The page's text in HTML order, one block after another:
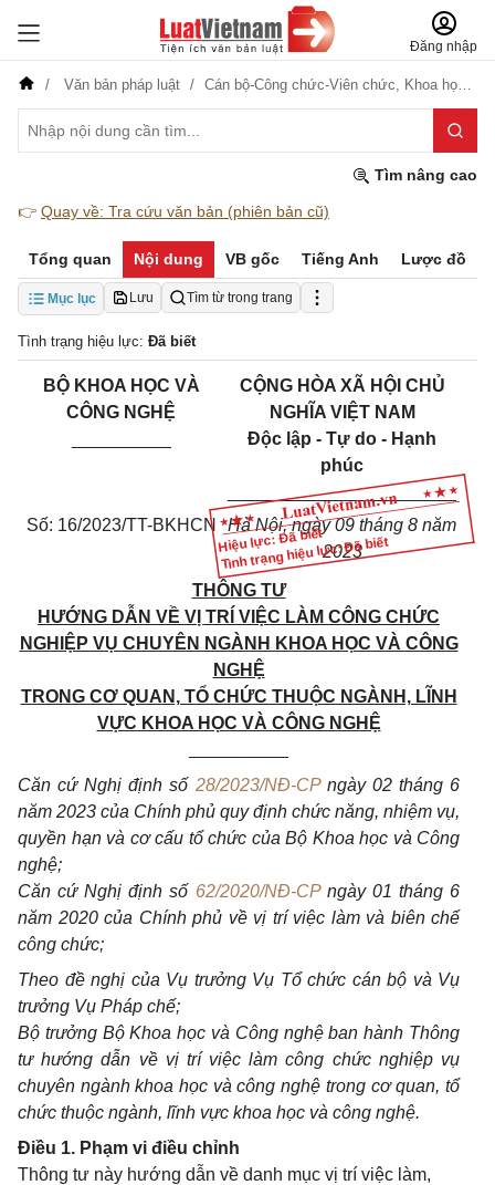
Đăng nhập
Văn bản pháp luật Cán bộ-Công chức-Viên chức, Khoa học-Công nghệ
Tìm nâng cao
👉 Quay về: Tra cứu văn bản (phiên bản cũ)
Tổng quan Nội dung VB gốc Tiếng Anh Lược đồ
Mục lục Lưu Tìm từ trong trang
Tình trạng hiệu lực: Đã biết
Hiệu lực: Đã biết
Tình trạng hiệu lực: Đã biết
BỘ KHOA HỌC VÀ
CÔNG NGHỆ
CỘNG HÒA XÃ HỘI CHỦ
NGHĨA VIỆT NAM
Độc lập - Tự do - Hạnh
phúc
_______________________
Số: 16/2023/TT-BKHCN
Hà Nội, ngày 09 tháng 8 năm
2023
THÔNG TƯ
HƯỚNG DẪN VỀ VỊ TRÍ VIỆC LÀM CÔNG CHỨC
NGHIỆP VỤ CHUYÊN NGÀNH KHOA HỌC VÀ CÔNG
NGHỆ
TRONG CƠ QUAN, TỔ CHỨC THUỘC NGÀNH, LĨNH
VỰC KHOA HỌC VÀ CÔNG NGHỆ
Căn cứNghị định số 28/2023/NĐ-CPngày 02 tháng 6
năm 2023 của Chính phủ quy định chức năng, nhiệm vụ,
quyền hạn và cơ cấu tổ chức của Bộ Khoa học và Công
nghệ;
Căn cứNghị định số 62/2020/NĐ-CPngày 01 tháng 6
năm 2020 của Chính phủ về vị trí việc làm và biên chế
công chức;
Theo đề nghị của Vụ trưởng Vụ Tổ chức cán bộ và Vụ
trưởng Vụ Pháp chế;
Bộ trưởng Bộ Khoa học và Công nghệ ban hành Thông
tư hướng dẫn về vị trí việc làm công chức nghiệp vụ
chuyên ngành khoa học và công nghệ trong cơ quan, tổ
chức thuộc ngành, lĩnh vực khoa học và công nghệ.
Điều 1. Phạm vi điều chỉnh
Thông tư này hướng dẫn về danh mục vị trí việc làm,